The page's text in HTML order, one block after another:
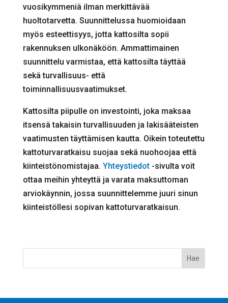
vuosikymmeniä ilman merkittävää
huoltotarvetta. Suunnittelussa huomioidaan
myös esteettisyys, jotta kattosilta sopii
rakennuksen ulkonäköön. Ammattimainen
suunnittelu varmistaa, että kattosilta täyttää
sekä turvallisuus- että
toiminnallisuusvaatimukset.
Kattosilta piipulle on investointi, joka maksaa
itsensä takaisin turvallisuuden ja lakisääteisten
vaatimusten täyttämisen kautta. Oikein toteutettu
kattoturvaratkaisu suojaa sekä nuohoojaa että
kiinteistönomistajaa. Yhteystiedot-sivulta voit
ottaa meihin yhteyttä ja varata maksuttoman
arviokäynnin, jossa suunnittelemme juuri sinun
kiinteistöllesi sopivan kattoturvaratkaisun.